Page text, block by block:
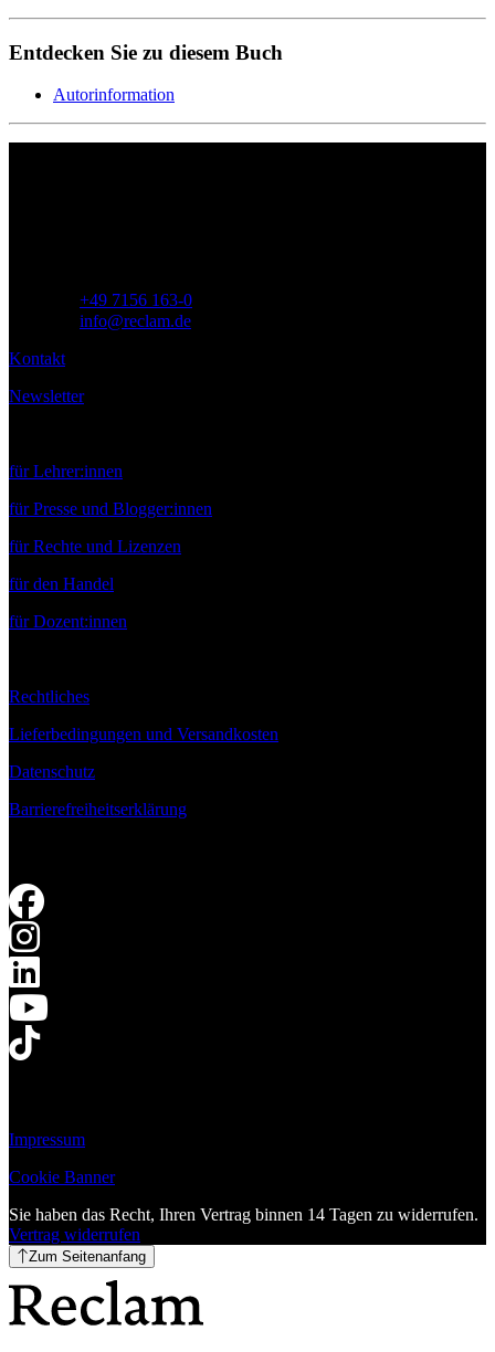
Entdecken Sie zu diesem Buch
Autorinformation
+49 7156 163-0
info@reclam.de
Kontakt
Newsletter
für Lehrer:innen
für Presse und Blogger:innen
für Rechte und Lizenzen
für den Handel
für Dozent:innen
Rechtliches
Lieferbedingungen und Versandkosten
Datenschutz
Barrierefreiheitserklärung
Impressum
Cookie Banner
Sie haben das Recht, Ihren Vertrag binnen 14 Tagen zu widerrufen.
Vertrag widerrufen
Zum Seitenanfang